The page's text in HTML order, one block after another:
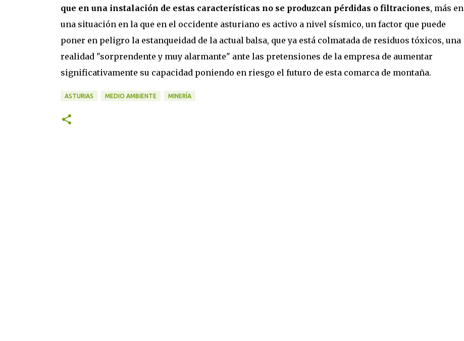
que en una instalación de estas características no se produzcan pérdidas o filtraciones, más en
una situación en la que en el occidente asturiano es activo a nivel sísmico, un factor que puede
poner en peligro la estanqueidad de la actual balsa, que ya está colmatada de residuos tóxicos, una
realidad "sorprendente y muy alarmante" ante las pretensiones de la empresa de aumentar
significativamente su capacidad poniendo en riesgo el futuro de esta comarca de montaña.
ASTURIAS MEDIO AMBIENTE MINERÍA